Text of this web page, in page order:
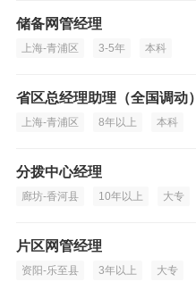
储备网管经理
上海-青浦区 3-5年 本科
省区总经理助理（全国调动）
上海-青浦区 8年以上 本科
分拨中心经理
廊坊-香河县 10年以上 大专
片区网管经理
资阳-乐至县 3年以上 大专